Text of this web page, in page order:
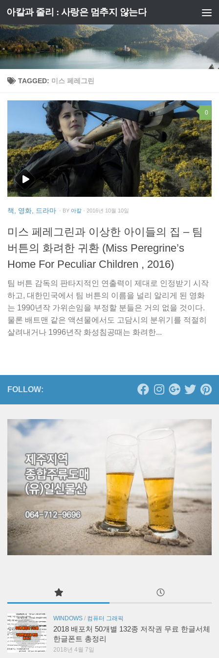
Skip to content
아칼과 줄리 : 사랑은 멈추지 않는다
TAGGED: 미스 페레그린
0
책, 영화, 드라마 · BY 아칼 · 2016년 10월 10일
미스 페레그린과 이상한 아이들의 집 – 팀
버튼의 화려한 귀환 (Miss Peregrine’s
Home For Peculiar Children , 2016)
팀 버튼 감독의 판타지적인 연출력이 제대로 인정받기 시작
하고, 대한민국에서 팀 버튼의 이름을 널리 알리게 된 영화
는 1990년작 가위손임을 부정할 분들은 거의 없을 것이다.
물론 배트맨 같은 액션물에서도 고담시의 분위기를 적절히
살려내거나 1996년작 화성침공때는 화려한...
FOLLOW:
WINDOWS / 컴퓨터 그래픽
2018 배포처 50개별 132종 저작권 무료 한글서체
한글폰트 총정리
2018년 4월 7일